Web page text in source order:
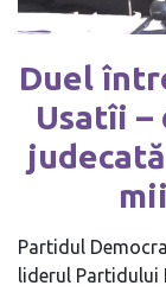
Duel
Usatîi
Partidul
liderul Partidului